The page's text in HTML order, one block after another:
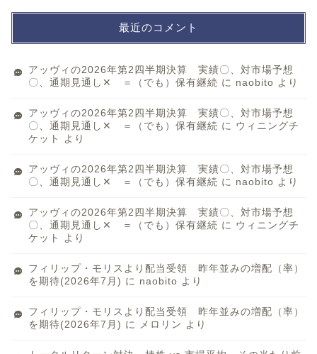
最近のコメント
アッヴィの2026年第2四半期決算 実績〇、対市場予想
〇、通期見通し✕ ＝（でも）保有継続 に naobito より
アッヴィの2026年第2四半期決算 実績〇、対市場予想
〇、通期見通し✕ ＝（でも）保有継続 に ウィニングチ
ケット
より
アッヴィの2026年第2四半期決算 実績〇、対市場予想
〇、通期見通し✕ ＝（でも）保有継続 に naobito より
アッヴィの2026年第2四半期決算 実績〇、対市場予想
〇、通期見通し✕ ＝（でも）保有継続 に ウィニングチ
ケット
より
フィリップ・モリスより配当受領 昨年並みの増配（率）
を期待(2026年7月) に naobito より
フィリップ・モリスより配当受領 昨年並みの増配（率）
を期待(2026年7月) に メロリン より